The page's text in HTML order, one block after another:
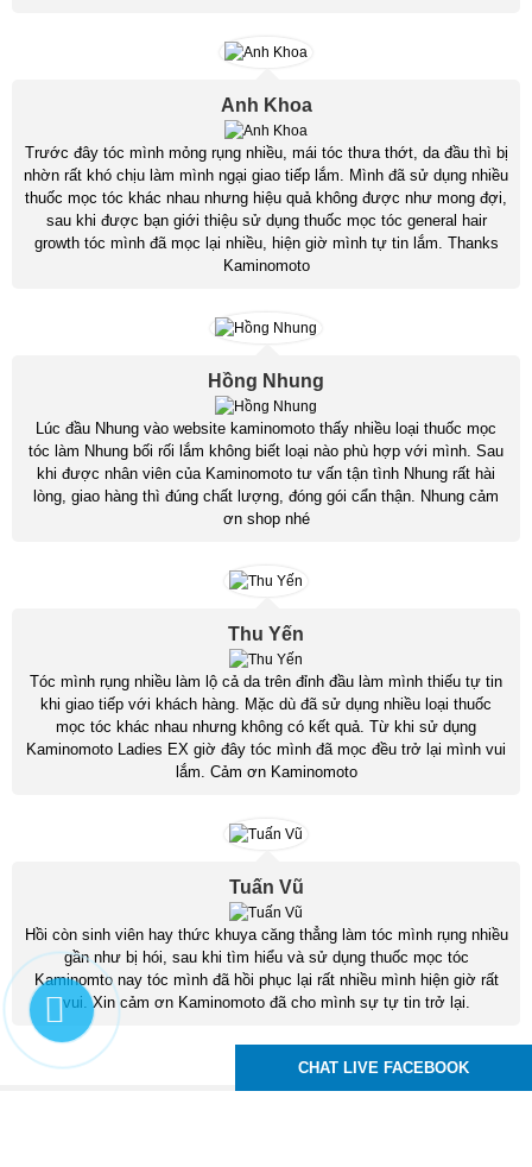
Anh Khoa
Trước đây tóc mình mỏng rụng nhiều, mái tóc thưa thớt, da đầu thì bị
nhờn rất khó chịu làm mình ngại giao tiếp lắm. Mình đã sử dụng nhiều
thuốc mọc tóc khác nhau nhưng hiệu quả không được như mong đợi,
sau khi được bạn giới thiệu sử dụng thuốc mọc tóc general hair
growth tóc mình đã mọc lại nhiều, hiện giờ mình tự tin lắm. Thanks
Kaminomoto
Hồng Nhung
Lúc đầu Nhung vào website kaminomoto thấy nhiều loại thuốc mọc
tóc làm Nhung bối rối lắm không biết loại nào phù hợp với mình. Sau
khi được nhân viên của Kaminomoto tư vấn tận tình Nhung rất hài
lòng, giao hàng thì đúng chất lượng, đóng gói cẩn thận. Nhung cảm
ơn shop nhé
Thu Yến
Tóc mình rụng nhiều làm lộ cả da trên đỉnh đầu làm mình thiếu tự tin
khi giao tiếp với khách hàng. Mặc dù đã sử dụng nhiều loại thuốc
mọc tóc khác nhau nhưng không có kết quả. Từ khi sử dụng
Kaminomoto Ladies EX giờ đây tóc mình đã mọc đều trở lại mình vui
lắm. Cảm ơn Kaminomoto
Tuấn Vũ
Hồi còn sinh viên hay thức khuya căng thẳng làm tóc mình rụng nhiều
gần như bị hói, sau khi tìm hiểu và sử dụng thuốc mọc tóc
Kaminomto nay tóc mình đã hồi phục lại rất nhiều mình hiện giờ rất
vui. Xin cảm ơn Kaminomoto đã cho mình sự tự tin trở lại.
CHAT LIVE FACEBOOK